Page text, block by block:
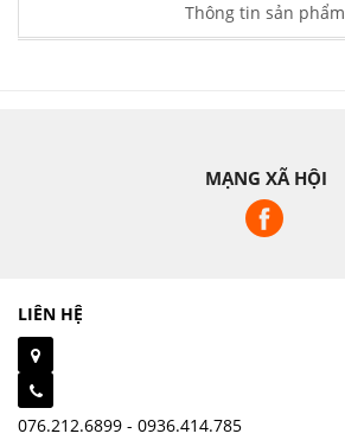
Thông tin sản phẩm
MẠNG XÃ HỘI
LIÊN HỆ
076.212.6899 - 0936.414.785